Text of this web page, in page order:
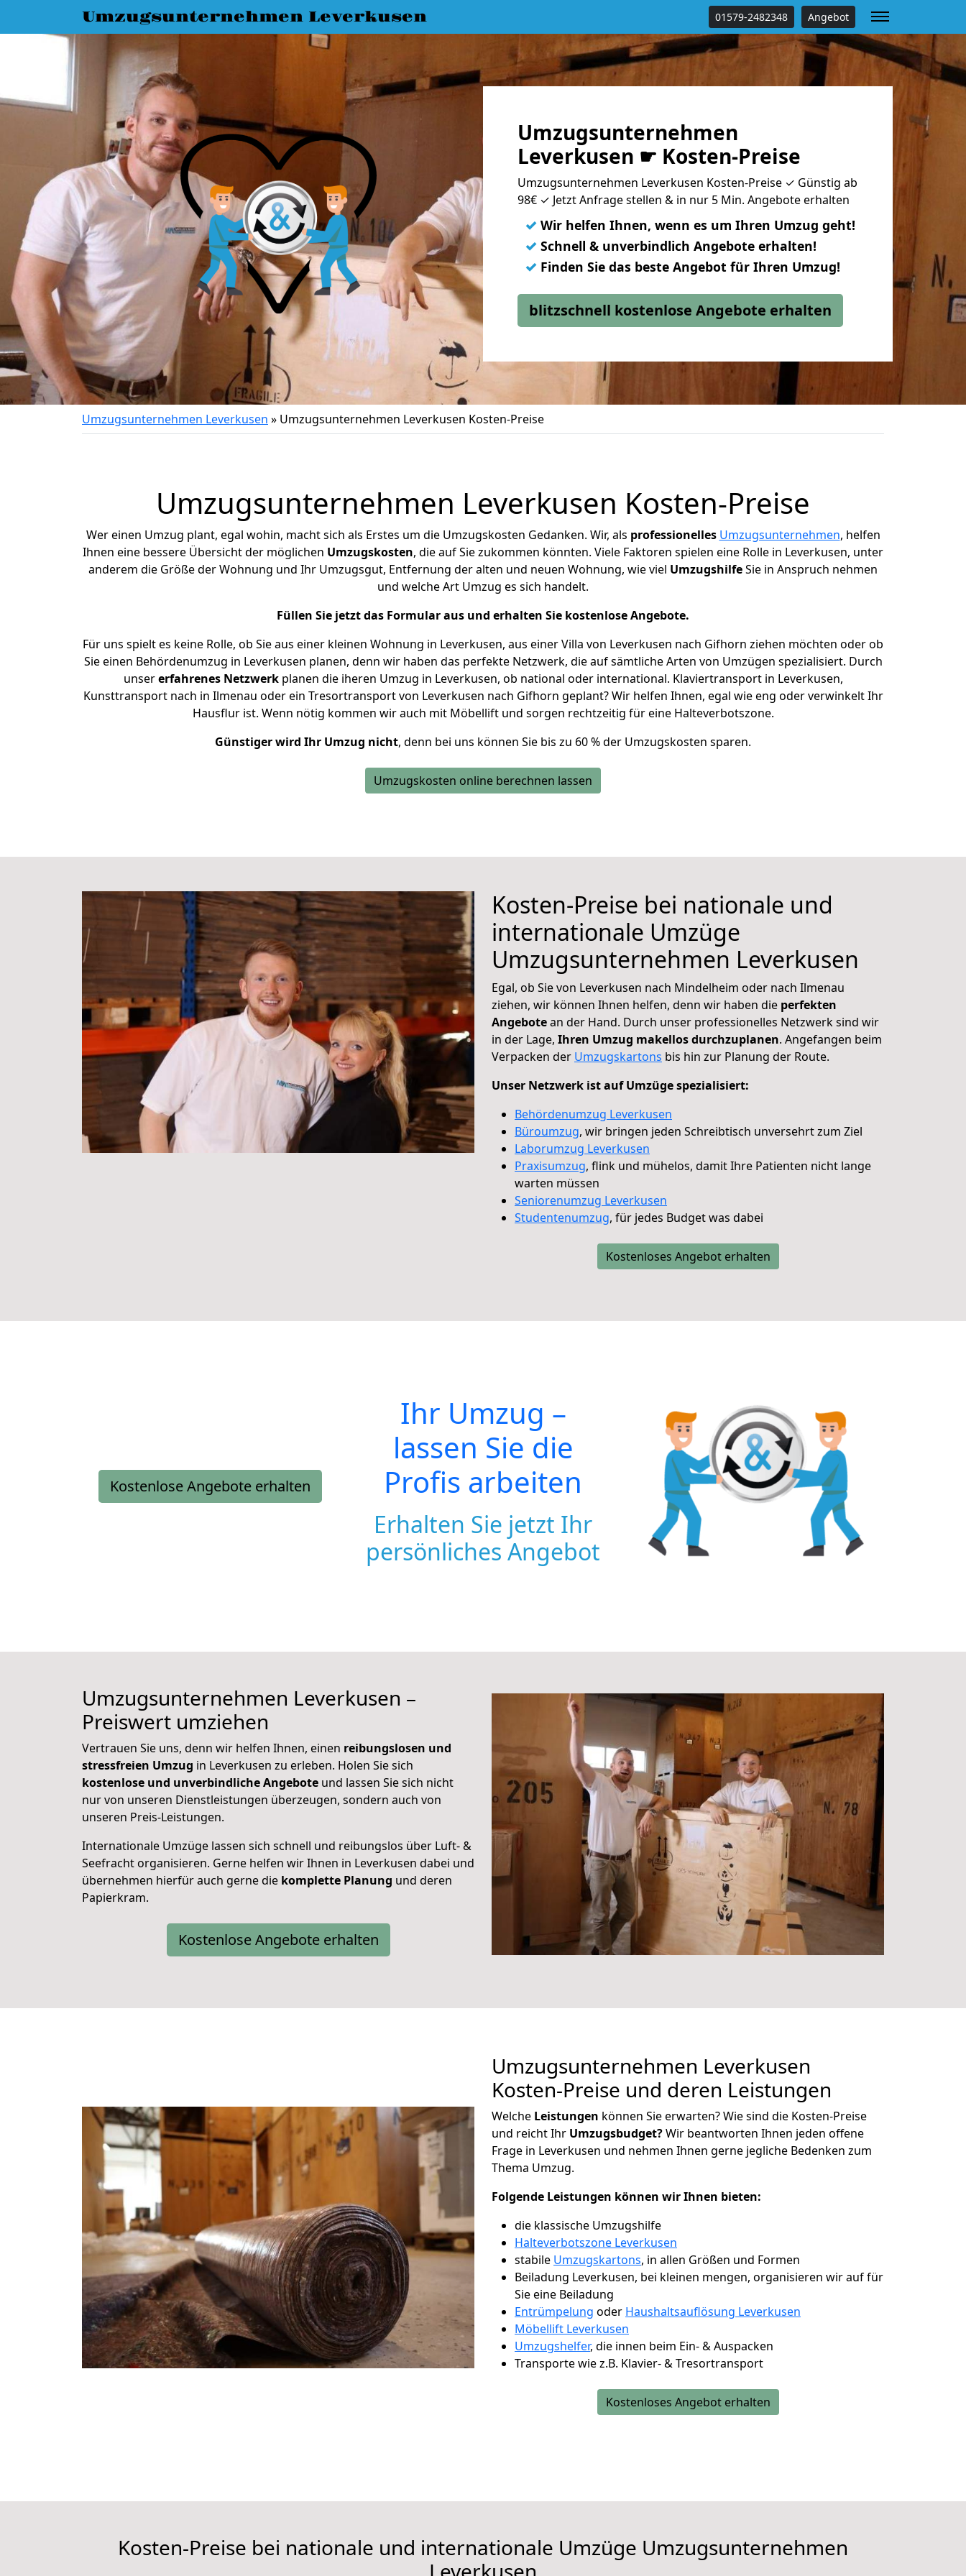
Umzugsunternehmen Leverkusen 01579-2482348 Angebot
Umzugsunternehmen
Leverkusen ☛ Kosten-Preise
Umzugsunternehmen Leverkusen Kosten-Preise ✓ Günstig ab
98€ ✓ Jetzt Anfrage stellen & in nur 5 Min. Angebote erhalten
✓ Wir helfen Ihnen, wenn es um Ihren Umzug geht!
✓ Schnell & unverbindlich Angebote erhalten!
✓ Finden Sie das beste Angebot für Ihren Umzug!
blitzschnell kostenlose Angebote erhalten
Umzugsunternehmen Leverkusen » Umzugsunternehmen Leverkusen Kosten-Preise
Umzugsunternehmen Leverkusen Kosten-Preise
Wer einen Umzug plant, egal wohin, macht sich als Erstes um die Umzugskosten Gedanken. Wir, als professionelles Umzugsunternehmen, helfen
Ihnen eine bessere Übersicht der möglichen Umzugskosten, die auf Sie zukommen könnten. Viele Faktoren spielen eine Rolle in Leverkusen, unter
anderem die Größe der Wohnung und Ihr Umzugsgut, Entfernung der alten und neuen Wohnung, wie viel UmzugshilfeSie in Anspruch nehmen
und welche Art Umzug es sich handelt.
Füllen Sie jetzt das Formular aus und erhalten Sie kostenlose Angebote.
Für uns spielt es keine Rolle, ob Sie aus einer kleinen Wohnung in Leverkusen, aus einer Villa von Leverkusen nach Gifhorn ziehen möchten oder ob
Sie einen Behördenumzug in Leverkusen planen, denn wir haben das perfekte Netzwerk, die auf sämtliche Arten von Umzügen spezialisiert. Durch
unsererfahrenes Netzwerk planen die iheren Umzug in Leverkusen, ob national oder international. Klaviertransport in Leverkusen,
Kunsttransport nach in Ilmenau oder ein Tresortransport von Leverkusen nach Gifhorn geplant? Wir helfen Ihnen, egal wie eng oder verwinkelt Ihr
Hausflur ist. Wenn nötig kommen wir auch mit Möbellift und sorgen rechtzeitig für eine Halteverbotszone.
Günstiger wird Ihr Umzug nicht, denn bei uns können Sie bis zu 60 % der Umzugskosten sparen.
Umzugskosten online berechnen lassen
Kosten-Preise bei nationale und
internationale Umzüge
Umzugsunternehmen Leverkusen
Egal, ob Sie von Leverkusen nach Mindelheim oder nach Ilmenau
ziehen, wir können Ihnen helfen, denn wir haben die perfekten
Angebotean der Hand. Durch unser professionelles Netzwerk sind wir
in der Lage, Ihren Umzug makellos durchzuplanen. Angefangen beim
Verpacken der Umzugskartons bis hin zur Planung der Route.
Unser Netzwerk ist auf Umzüge spezialisiert:
Behördenumzug Leverkusen
Büroumzug, wir bringen jeden Schreibtisch unversehrt zum Ziel
Laborumzug Leverkusen
Praxisumzug, flink und mühelos, damit Ihre Patienten nicht lange
warten müssen
Seniorenumzug Leverkusen
Studentenumzug, für jedes Budget was dabei
Kostenloses Angebot erhalten
Kostenlose Angebote erhalten
Ihr Umzug –
lassen Sie die
Profis arbeiten
Erhalten Sie jetzt Ihr
persönliches Angebot
Umzugsunternehmen Leverkusen –
Preiswert umziehen
Vertrauen Sie uns, denn wir helfen Ihnen, einen reibungslosen und
stressfreien Umzug in Leverkusen zu erleben. Holen Sie sich
kostenlose und unverbindliche Angebote und lassen Sie sich nicht
nur von unseren Dienstleistungen überzeugen, sondern auch von
unseren Preis-Leistungen.
Internationale Umzüge lassen sich schnell und reibungslos über Luft- &
Seefracht organisieren. Gerne helfen wir Ihnen in Leverkusen dabei und
übernehmen hierfür auch gerne die komplette Planung und deren
Papierkram.
Kostenlose Angebote erhalten
Umzugsunternehmen Leverkusen
Kosten-Preise und deren Leistungen
Welche Leistungen können Sie erwarten? Wie sind die Kosten-Preise
und reicht Ihr Umzugsbudget?Wir beantworten Ihnen jeden offene
Frage in Leverkusen und nehmen Ihnen gerne jegliche Bedenken zum
Thema Umzug.
Folgende Leistungen können wir Ihnen bieten:
die klassische Umzugshilfe
Halteverbotszone Leverkusen
stabile Umzugskartons, in allen Größen und Formen
Beiladung Leverkusen, bei kleinen mengen, organisieren wir auf für
Sie eine Beiladung
Entrümpelung oder Haushaltsauflösung Leverkusen
Möbellift Leverkusen
Umzugshelfer, die innen beim Ein- & Auspacken
Transporte wie z.B. Klavier- & Tresortransport
Kostenloses Angebot erhalten
Kosten-Preise bei nationale und internationale Umzüge Umzugsunternehmen